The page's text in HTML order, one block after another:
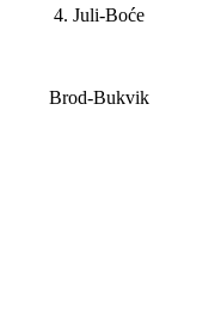
4. Juli-Boće
Brod-Bukvik